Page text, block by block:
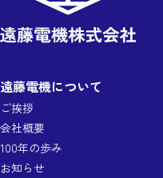
遠藤電機について
ご挨拶
会社概要
100年の歩み
お知らせ